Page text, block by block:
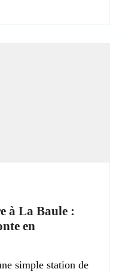
à La Baule :
en
simple station de